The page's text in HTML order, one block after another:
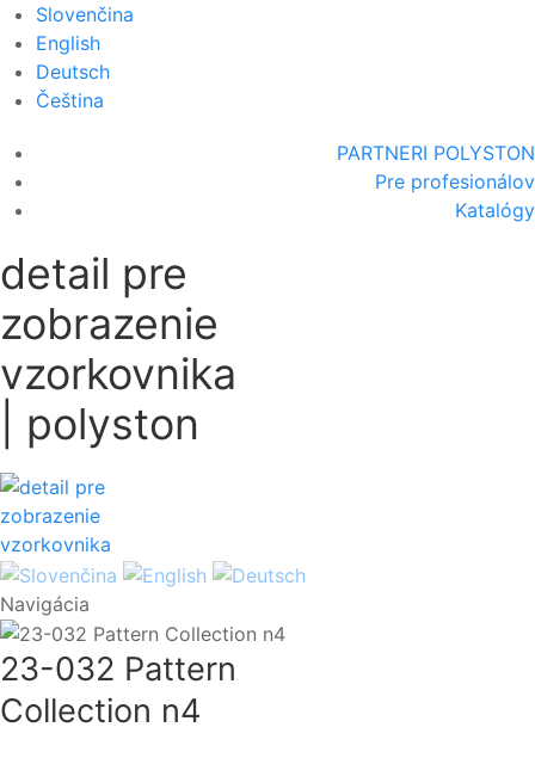
Slovenčina
English
Deutsch
Čeština
PARTNERI POLYSTON
Pre profesionálov
Katalógy
detail pre
zobrazenie
vzorkovnika
| polyston
Navigácia
23-032 Pattern
Collection n4